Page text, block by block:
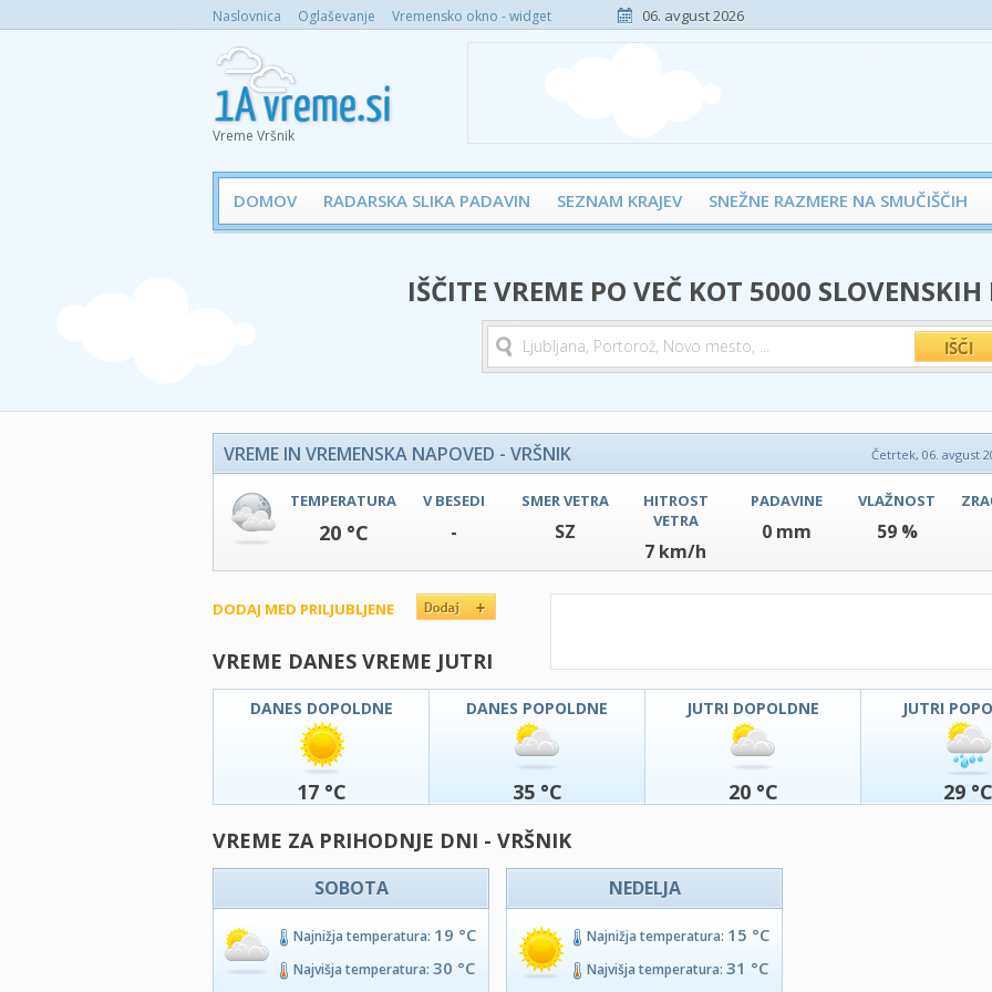
Naslovnica Oglaševanje Vremensko okno - widget 06. avgust 2026
Vreme Vršnik
DOMOV RADARSKA SLIKA PADAVIN SEZNAM KRAJEV SNEŽNE RAZMERE NA SMUČIŠČIH
IŠČITE VREME PO VEČ KOT 5000 SLOVENSKIH
VREME IN VREMENSKA NAPOVED - VRŠNIK Četrtek, 06. avgust
TEMPERATURA
20 °C
V BESEDI
-
SMER VETRA
SZ
HITROST
VETRA
7 km/h
PADAVINE
0 mm
VLAŽNOST
59 %
DODAJ MED PRILJUBLJENE
VREME DANES VREME JUTRI
DANES DOPOLDNE
17 °C
DANES POPOLDNE
35 °C
JUTRI DOPOLDNE
20 °C
JUTRI
29 °C
VREME ZA PRIHODNJE DNI - VRŠNIK
SOBOTA
Najnižja temperatura: 19 °C
Najvišja temperatura: 30 °C
NEDELJA
Najnižja temperatura: 15 °C
Najvišja temperatura: 31 °C